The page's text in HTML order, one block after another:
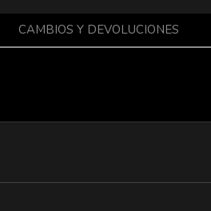
CAMBIOS Y DEVOLUCIONES